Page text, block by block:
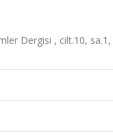
Dergisi , cilt.10,